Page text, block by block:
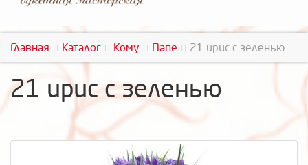
Главная Каталог Кому Папе 21 ирис с зеленью
21 ирис с зеленью